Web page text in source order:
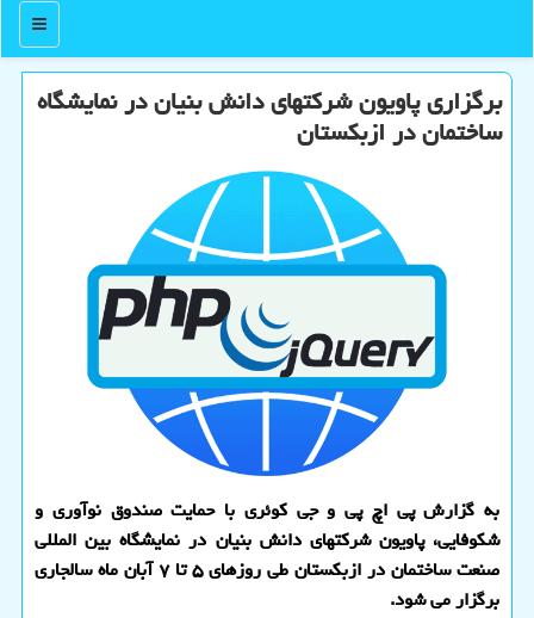
منو
برگزاری پاویون شرکتهای دانش بنیان در نمایشگاه
ساختمان در ازبکستان
به گزارش پی اچ پی و جی کوئری با حمایت صندوق نوآوری و
شکوفایی، پاویون شرکتهای دانش بنیان در نمایشگاه بین المللی
صنعت ساختمان در ازبکستان طی روزهای ۵ تا ۷ آبان ماه سالجاری
برگزار می شود.